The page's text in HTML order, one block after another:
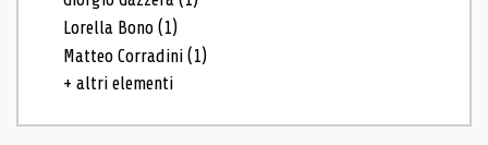
Lorella Bono(1)
Matteo Corradini(1)
+ altri elementi